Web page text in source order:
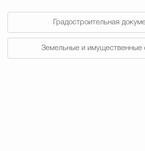
Градостроительная
Земельные и имущественные